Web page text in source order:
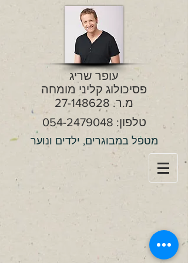
עופר שריג
מ.ר. 27-148628
טלפון: 054-2479048
מטפל במבוגרים, ילדים ונוער